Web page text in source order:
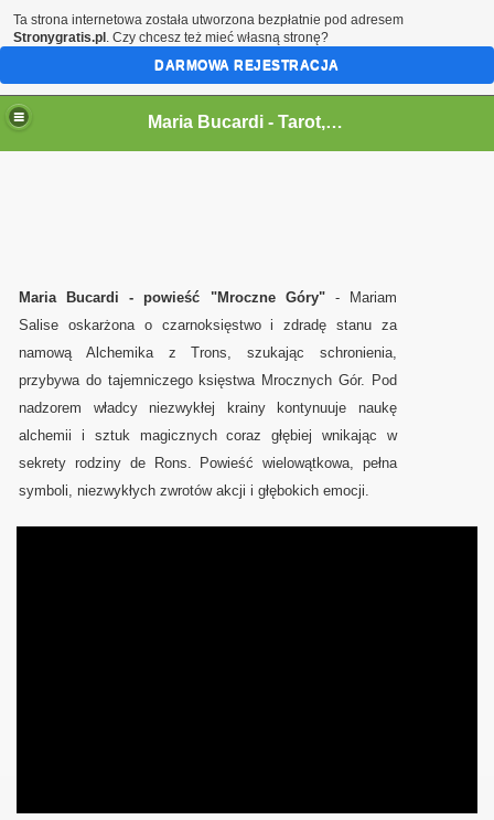
Maria Bucardi,magia,tarot,jasnowidz,rytualy,czary,terapeutka
Maria Bucardi - Tarot,wrozka,wrozba,wrozenie,magia milosna,jasnowidz,rytualy magiczne,karty,talizmany,amulety,wampiry en
Maria Bucardi - powieść "Mroczne Góry" - Mariam
Salise oskarżona o czarnoksięstwo i zdradę stanu za
namową Alchemika z Trons, szukając schronienia,
przybywa do tajemniczego księstwa Mrocznych Gór. Pod
nadzorem władcy niezwykłej krainy kontynuuje naukę
alchemii i sztuk magicznych coraz głębiej wnikając w
sekrety rodziny de Rons. Powieść wielowątkowa, pełna
symboli, niezwykłych zwrotów akcji i głębokich emocji.
Ta strona internetowa została utworzona bezpłatnie pod adresem
Stronygratis.pl . Czy chcesz też mieć własną stronę?
DARMOWA REJESTRACJA